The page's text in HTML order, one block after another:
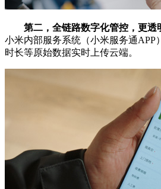
第二，全链路数字化管控，更透
小米内部服务系统（小米服务通APP
时长等原始数据实时上传云端。